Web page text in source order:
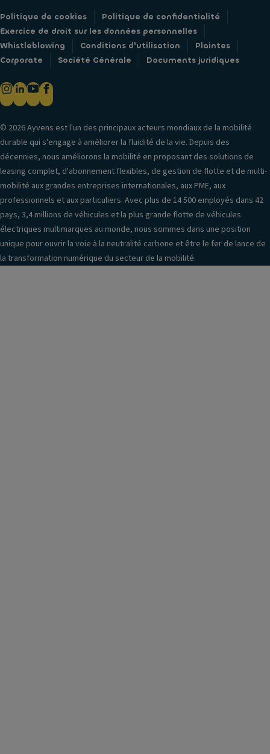
Politique de cookies
Politique de confidentialité
Exercice de droit sur les données personnelles
Whistleblowing
Conditions d'utilisation
Plaintes
Corporate
Société Générale Documents juridiques
© 2026 Ayvens est l'un des principaux acteurs mondiaux de la mobilité
durable qui s'engage à améliorer la fluidité de la vie. Depuis des
décennies, nous améliorons la mobilité en proposant des solutions de
leasing complet, d'abonnement flexibles, de gestion de flotte et de multi-
mobilité aux grandes entreprises internationales, aux PME, aux
professionnels et aux particuliers. Avec plus de 14 500 employés dans 42
pays, 3,4 millions de véhicules et la plus grande flotte de véhicules
électriques multimarques au monde, nous sommes dans une position
unique pour ouvrir la voie à la neutralité carbone et être le fer de lance de
la transformation numérique du secteur de la mobilité.